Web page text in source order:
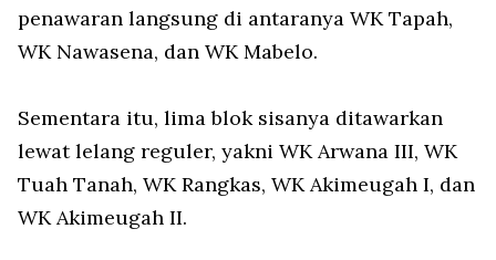
penawaran langsung di antaranya WK Tapah,
WK Nawasena, dan WK Mabelo.
Sementara itu, lima blok sisanya ditawarkan
lewat lelang reguler, yakni WK Arwana III, WK
Tuah Tanah, WK Rangkas, WK Akimeugah I, dan
WK Akimeugah II.